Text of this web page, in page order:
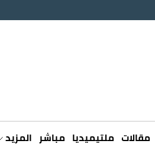
مقالات ملتيميديا مباشر المزيد